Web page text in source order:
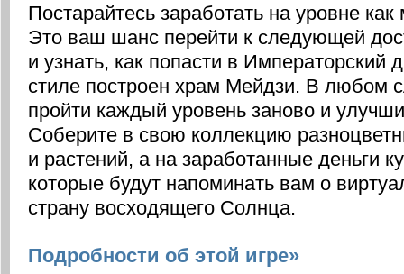
Постарайтесь заработать на уровне
Это ваш шанс перейти к следующей
и узнать, как попасти в Императорский
стиле построен храм Мейдзи. В любом
пройти каждый уровень заново и
Соберите в свою коллекцию
и растений, а на заработанные деньги
которые будут напоминать вам о
страну восходящего Солнца.
Подробности об этой игре»